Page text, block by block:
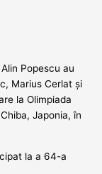
Popescu au
Marius Cerlat și
la Olimpiada
Japonia, în
la a 64-a